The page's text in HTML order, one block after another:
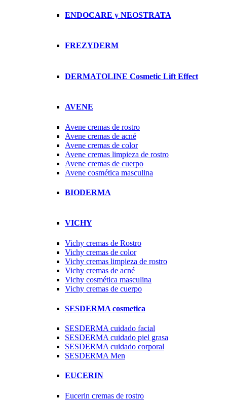
ENDOCARE y NEOSTRATA
FREZYDERM
DERMATOLINE Cosmetic Lift Effect
AVENE
Avene cremas de rostro
Avene cremas de acné
Avene cremas de color
Avene cremas limpieza de rostro
Avene cremas de cuerpo
Avene cosmética masculina
BIODERMA
VICHY
Vichy cremas de Rostro
Vichy cremas de color
Vichy cremas limpieza de rostro
Vichy cremas de acné
Vichy cosmética masculina
Vichy cremas de cuerpo
SESDERMA cosmetica
SESDERMA cuidado facial
SESDERMA cuidado piel grasa
SESDERMA cuidado corporal
SESDERMA Men
EUCERIN
Eucerin cremas de rostro